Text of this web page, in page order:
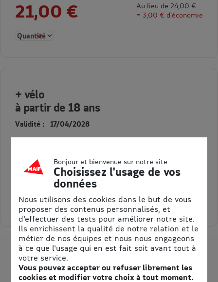
21,00 €
Au lieu de 24,00 €
= 3,00 € d’économie
Sélectionner la quantité pour + vélo moins de 18 ans
+ vélo
à partir de 18 ans
Validité : 17/04/2028
23,50 €
Au lieu de 27,00 €
Sélectionner la quantité pour + vélo à partir de 18 ans
Bonjour et bienvenue sur notre site
Choisissez l'usage de vos
données
Nous utilisons des cookies dans le but de vous
proposer des contenus personnalisés, et
d'effectuer des tests pour améliorer notre site.
Ils enrichissent la qualité de notre relation et le
métier de nos équipes et nous nous engageons
à ce que l'usage qui en est fait soit avant tout à
votre service.
Vous pouvez accepter ou refuser librement les
cookies et modifier votre choix à tout moment.